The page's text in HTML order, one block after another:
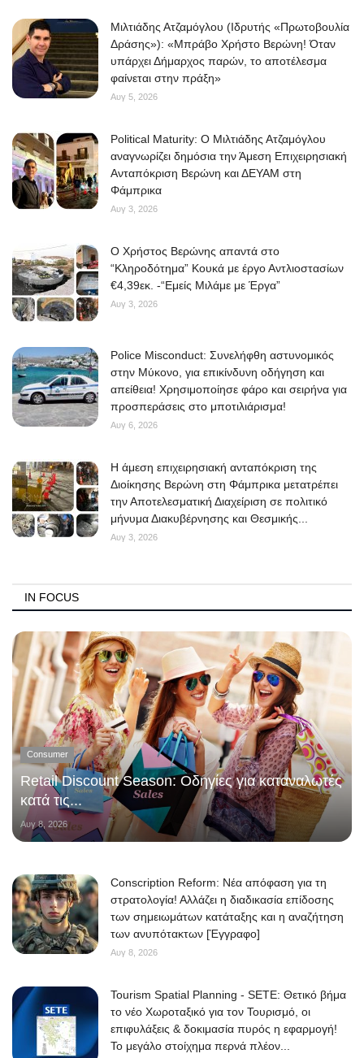
Μιλτιάδης Ατζαμόγλου (Ιδρυτής «Πρωτοβουλία
Δράσης»): «Μπράβο Χρήστο Βερώνη! Όταν
υπάρχει Δήμαρχος παρών, το αποτέλεσμα
φαίνεται στην πράξη»
Αυγ 5, 2026
Political Maturity: Ο Μιλτιάδης Ατζαμόγλου
αναγνωρίζει δημόσια την Άμεση Επιχειρησιακή
Ανταπόκριση Βερώνη και ΔΕΥΑΜ στη
Φάμπρικα
Αυγ 3, 2026
O Χρήστος Βερώνης απαντά στο
“Κληροδότημα” Κουκά με έργο Αντλιοστασίων
€4,39εκ. -“Εμείς Μιλάμε με Έργα”
Αυγ 3, 2026
Police Misconduct: Συνελήφθη αστυνομικός
στην Μύκονο, για επικίνδυνη οδήγηση και
απείθεια! Χρησιμοποίησε φάρο και σειρήνα για
προσπεράσεις στο μποτιλιάρισμα!
Αυγ 6, 2026
Η άμεση επιχειρησιακή ανταπόκριση της
Διοίκησης Βερώνη στη Φάμπρικα μετατρέπει
την Αποτελεσματική Διαχείριση σε πολιτικό
μήνυμα Διακυβέρνησης και Θεσμικής...
Αυγ 3, 2026
IN FOCUS
Consumer
Retail Discount Season: Οδηγίες για καταναλωτές
κατά τις...
Αυγ 8, 2026
Conscription Reform: Νέα απόφαση για τη
στρατολογία! Αλλάζει η διαδικασία επίδοσης
των σημειωμάτων κατάταξης και η αναζήτηση
των ανυπότακτων [Έγγραφο]
Αυγ 8, 2026
Tourism Spatial Planning - SETE: Θετικό βήμα
το νέο Χωροταξικό για τον Τουρισμό, οι
επιφυλάξεις & δοκιμασία πυρός η εφαρμογή!
Το μεγάλο στοίχημα περνά πλέον...